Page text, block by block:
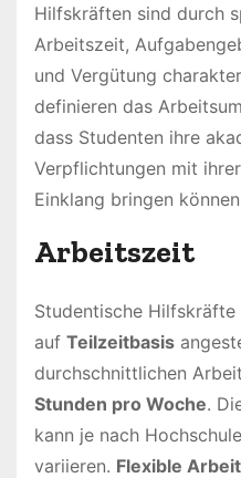
Hilfskräften sind durch
Arbeitszeit,
und Vergütung
definieren das
dass Studenten ihre
Verpflichtungen mit
Einklang bringen
Arbeitszeit
Studentische Hilfskräfte
auf Teilzeitbasis
durchschnittlichen
Stunden pro Woche.
kann je nach
variieren. Flexible